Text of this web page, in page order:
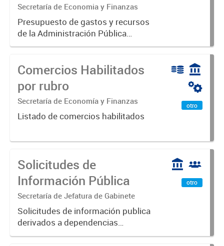
Secretaría de Economia y Finanzas
Presupuesto de gastos y recursos
de la Administración Pública
Municipal para el ejercicio 2024.
Comercios Habilitados
por rubro
Secretaría de Economía y Finanzas
Listado de comercios habilitados
otro
Solicitudes de
Información Pública
Secretaría de Jefatura de Gabinete
Solicitudes de información publica
derivados a dependencias
municipales
otro